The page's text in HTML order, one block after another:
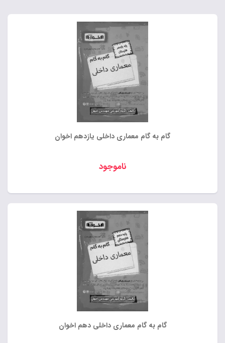
گام به گام معماری داخلی یازدهم اخوان
ناموجود
گام به گام معماری داخلی دهم اخوان